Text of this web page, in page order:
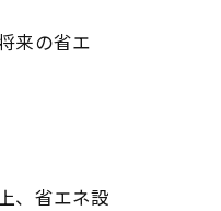
来の省エ
、省エネ設